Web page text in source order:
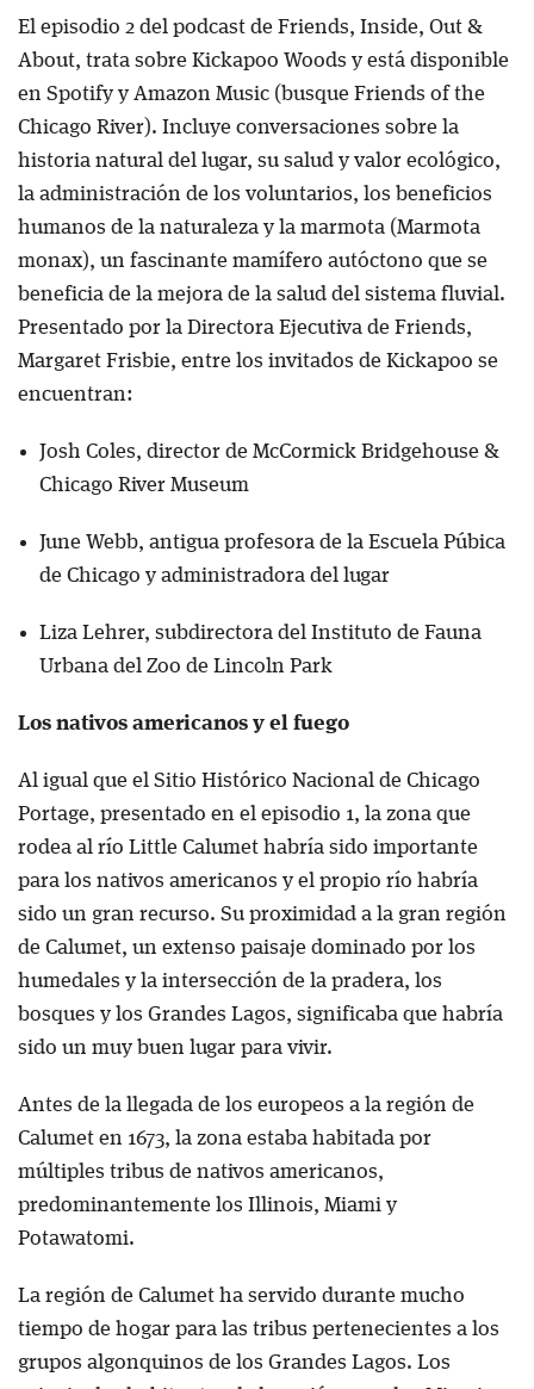
El episodio 2 del podcast de Friends, Inside, Out &
About, trata sobre Kickapoo Woods y está disponible
en Spotify y Amazon Music (busque Friends of the
Chicago River). Incluye conversaciones sobre la
historia natural del lugar, su salud y valor ecológico,
la administración de los voluntarios, los beneficios
humanos de la naturaleza y la marmota (Marmota
monax), un fascinante mamífero autóctono que se
beneficia de la mejora de la salud del sistema fluvial.
Presentado por la Directora Ejecutiva de Friends,
Margaret Frisbie, entre los invitados de Kickapoo se
encuentran:
Josh Coles, director de McCormick Bridgehouse &
Chicago River Museum
June Webb, antigua profesora de la Escuela Púbica
de Chicago y administradora del lugar
Liza Lehrer, subdirectora del Instituto de Fauna
Urbana del Zoo de Lincoln Park
Los nativos americanos y el fuego
Al igual que el Sitio Histórico Nacional de Chicago
Portage, presentado en el episodio 1, la zona que
rodea al río Little Calumet habría sido importante
para los nativos americanos y el propio río habría
sido un gran recurso. Su proximidad a la gran región
de Calumet, un extenso paisaje dominado por los
humedales y la intersección de la pradera, los
bosques y los Grandes Lagos, significaba que habría
sido un muy buen lugar para vivir.
Antes de la llegada de los europeos a la región de
Calumet en 1673, la zona estaba habitada por
múltiples tribus de nativos americanos,
predominantemente los Illinois, Miami y
Potawatomi.
La región de Calumet ha servido durante mucho
tiempo de hogar para las tribus pertenecientes a los
grupos algonquinos de los Grandes Lagos. Los